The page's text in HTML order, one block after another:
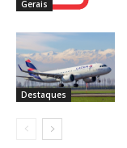
Gerais
Destaques